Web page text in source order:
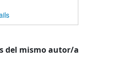
del mismo autor/a